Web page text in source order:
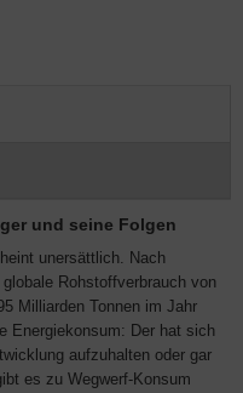
und seine Folgen
unersättlich. Nach
Rohstoffverbrauch von
Milliarden Tonnen im Jahr
Energiekonsum: Der hat sich
aufzuhalten oder gar
es zu Wegwerf-Konsum